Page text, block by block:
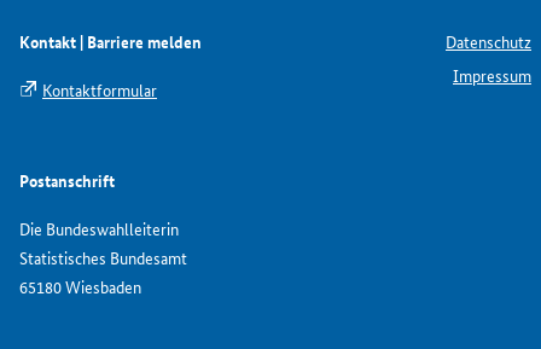
Kontakt | Barriere melden
Kontaktformular
Postanschrift
Die Bundeswahlleiterin
Statistisches Bundesamt
65180 Wiesbaden
Datenschutz
Impressum